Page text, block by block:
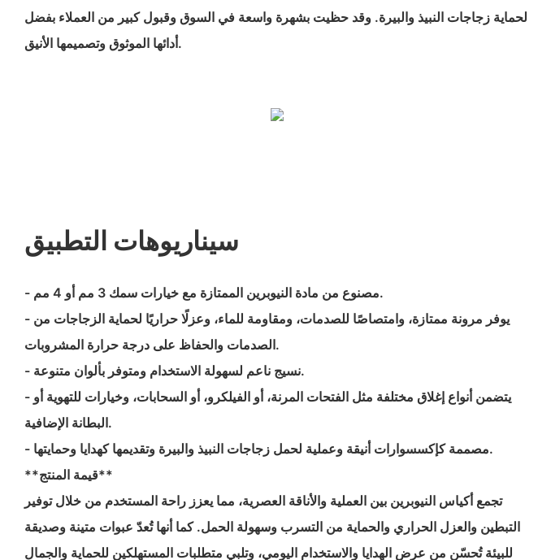
لحماية زجاجات النبيذ والبيرة. وقد حظيت بشهرة واسعة في السوق وقبول كبير من العملاء بفضل
أدائها الموثوق وتصميمها الأنيق.
سيناريوهات التطبيق
- مصنوع من مادة النيوبرين الممتازة مع خيارات سمك 3 مم أو 4 مم.
- يوفر مرونة ممتازة، وامتصاصًا للصدمات، ومقاومة للماء، وعزلًا حراريًا لحماية الزجاجات من
الصدمات والحفاظ على درجة حرارة المشروبات.
- نسيج ناعم لسهولة الاستخدام ومتوفر بألوان متنوعة.
- يتضمن أنواع إغلاق مختلفة مثل الفتحات المرنة، أو الفيلكرو، أو السحابات، وخيارات للتهوية أو
البطانة الإضافية.
- مصممة كإكسسوارات أنيقة وعملية لحمل زجاجات النبيذ والبيرة وتقديمها كهدايا وحمايتها.
**قيمة المنتج**
تجمع أكياس النيوبرين بين العملية والأناقة العصرية، مما يعزز راحة المستخدم من خلال توفير
التبطين والعزل الحراري والحماية من التسرب وسهولة الحمل. كما أنها تُعدّ عبوات متينة وصديقة
للبيئة تُحسّن من عرض الهدايا والاستخدام اليومي، وتلبي متطلبات المستهلكين للحماية والجمال